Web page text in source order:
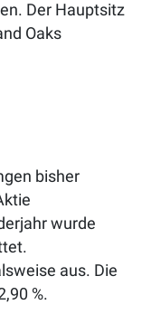
Der Hauptsitz
Oaks
bisher
wurde
aus. Die
%.